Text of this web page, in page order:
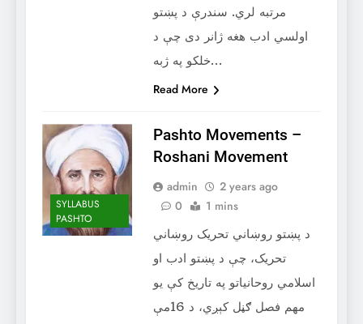
مرتبه لري. سندرې د پښتو
اولسي ادب هغه ژانر دی چې د
خلکو په ژبه…
Read More
SYLLABUS
PASHTO
Pashto Movements –
Roshani Movement
admin
2 years ago
0
1 mins
د پښتو روښاني تحریک روښاني
تحریک، چې د پښتو ادب او
اسلامي روحانیاتو په تاریخ کې یو
مهم فصل ګڼل کېږي، د 16مې